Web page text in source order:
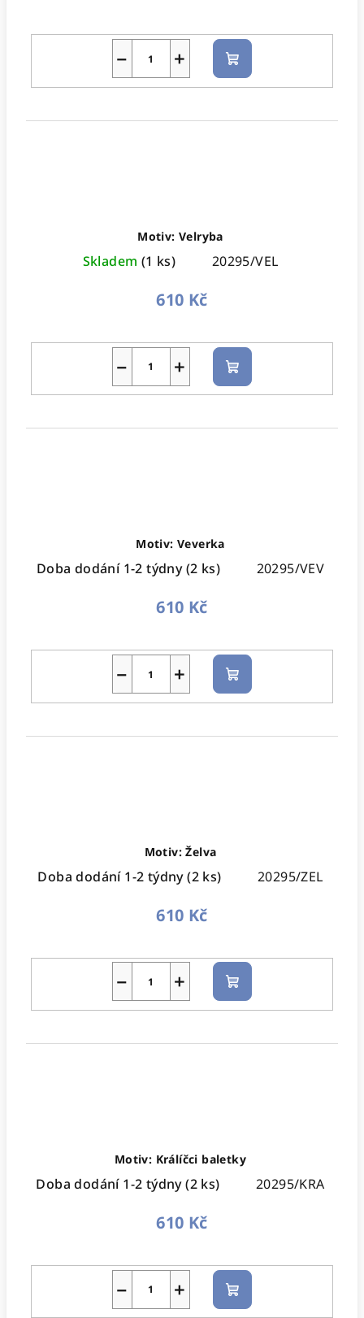
+
− Do
košíku
Motiv: Velryba
Skladem (1 ks) 20295/VEL
610 Kč
+
− Do
košíku
Motiv: Veverka
Doba dodání 1-2 týdny(2 ks) 20295/VEV
610 Kč
+
− Do
košíku
Motiv: Želva
Doba dodání 1-2 týdny(2 ks) 20295/ZEL
610 Kč
+
− Do
košíku
Motiv: Králíčci baletky
Doba dodání 1-2 týdny(2 ks) 20295/KRA
610 Kč
+
− Do
košíku